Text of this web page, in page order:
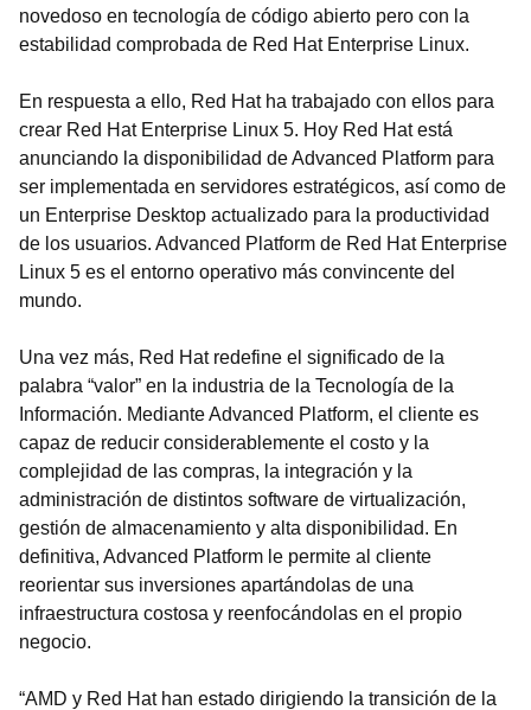
novedoso en tecnología de código abierto pero con la
estabilidad comprobada de Red Hat Enterprise Linux.
En respuesta a ello, Red Hat ha trabajado con ellos para
crear Red Hat Enterprise Linux 5. Hoy Red Hat está
anunciando la disponibilidad de Advanced Platform para
ser implementada en servidores estratégicos, así como de
un Enterprise Desktop actualizado para la productividad
de los usuarios. Advanced Platform de Red Hat Enterprise
Linux 5 es el entorno operativo más convincente del
mundo.
Una vez más, Red Hat redefine el significado de la
palabra “valor” en la industria de la Tecnología de la
Información. Mediante Advanced Platform, el cliente es
capaz de reducir considerablemente el costo y la
complejidad de las compras, la integración y la
administración de distintos software de virtualización,
gestión de almacenamiento y alta disponibilidad. En
definitiva, Advanced Platform le permite al cliente
reorientar sus inversiones apartándolas de una
infraestructura costosa y reenfocándolas en el propio
negocio.
“AMD y Red Hat han estado dirigiendo la transición de la